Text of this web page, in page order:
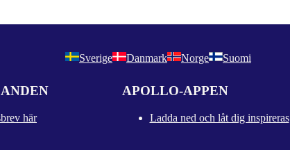
Sverige Danmark Norge Suomi
här
APOLLO-APPEN
Ladda ned och låt dig inspireras